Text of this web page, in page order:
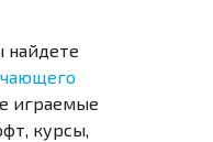
найдете
играемые
курсы,